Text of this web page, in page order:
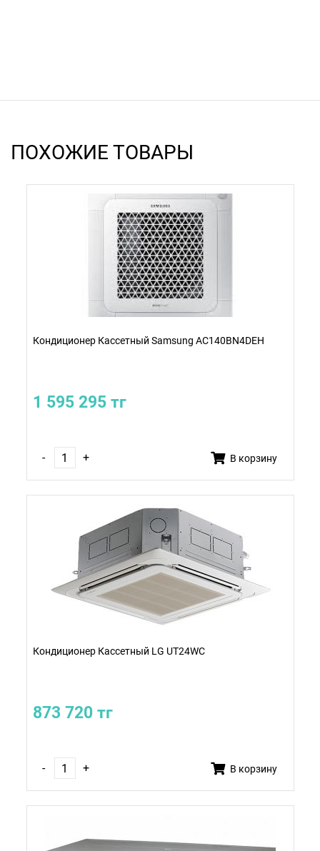
ПОХОЖИЕ ТОВАРЫ
Кондиционер Кассетный Samsung AC140BN4DEH
1 595 295 тг
- + В корзину
Кондиционер Кассетный LG UT24WC
873 720 тг
- + В корзину